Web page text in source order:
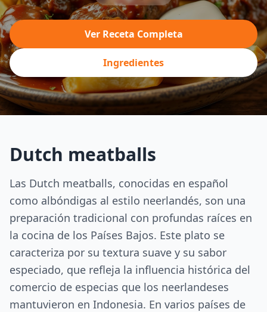
Ver Receta Completa
Ingredientes
Dutch meatballs
Las Dutch meatballs, conocidas en español
como albóndigas al estilo neerlandés, son una
preparación tradicional con profundas raíces en
la cocina de los Países Bajos. Este plato se
caracteriza por su textura suave y su sabor
especiado, que refleja la influencia histórica del
comercio de especias que los neerlandeses
mantuvieron en Indonesia. En varios países de